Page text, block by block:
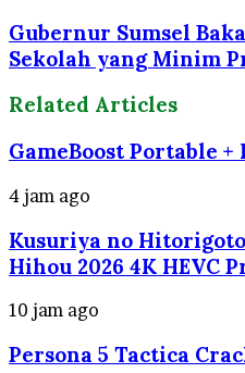
Gubernur Sumsel
Sekolah yang Minim
Related Articles
GameBoost Portable
4 jam ago
Kusuriya no
Hihou 2026 4K HEVC
10 jam ago
Persona 5 Tactica